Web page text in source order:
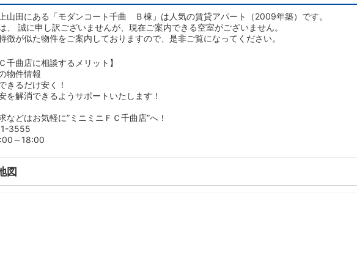
山田にある「モダンコート千曲 Ｂ棟」は人気の賃貸アパート（2009年築）です。
、 誠に申し訳ございませんが、現在ご案内できる空室がございません。
徴が似た物件をご案内しておりますので、是非ご覧になってください。
千曲店に相談するメリット】
物件情報
きるだけ安く！
を解消できるようサポートいたします！
などはお気軽に”ミニミニＦＣ千曲店”へ！
3555
～18:00
図